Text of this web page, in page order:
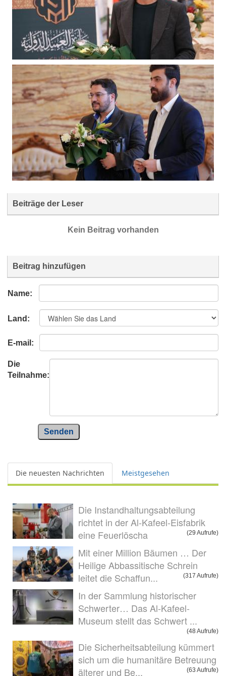
Beiträge der Leser
Kein Beitrag vorhanden
Beitrag hinzufügen
Name:
Land:
E-mail:
Die
Teilnahme:
Senden
Die neuesten Nachrichten Meistgesehen
Die Instandhaltungsabteilung
richtet in der Al-Kafeel-Eisfabrik
eine Feuerlöscha
(29 Aufrufe)
Mit einer Million Bäumen … Der
Heilige Abbassitische Schrein
leitet die Schaffun...
(317 Aufrufe)
In der Sammlung historischer
Schwerter… Das Al-Kafeel-
Museum stellt das Schwert ...
(48 Aufrufe)
Die Sicherheitsabteilung kümmert
sich um die humanitäre Betreuung
älterer und Be...
(63 Aufrufe)